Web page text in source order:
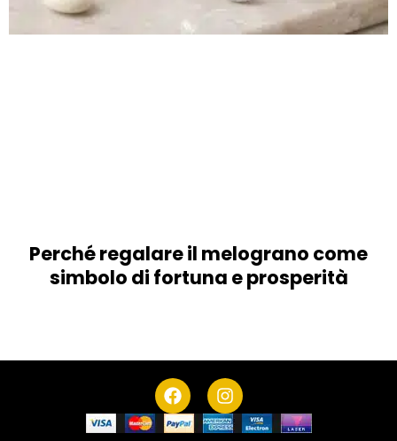
Perché regalare il melograno come
simbolo di fortuna e prosperità
F
a
c
I
n
s